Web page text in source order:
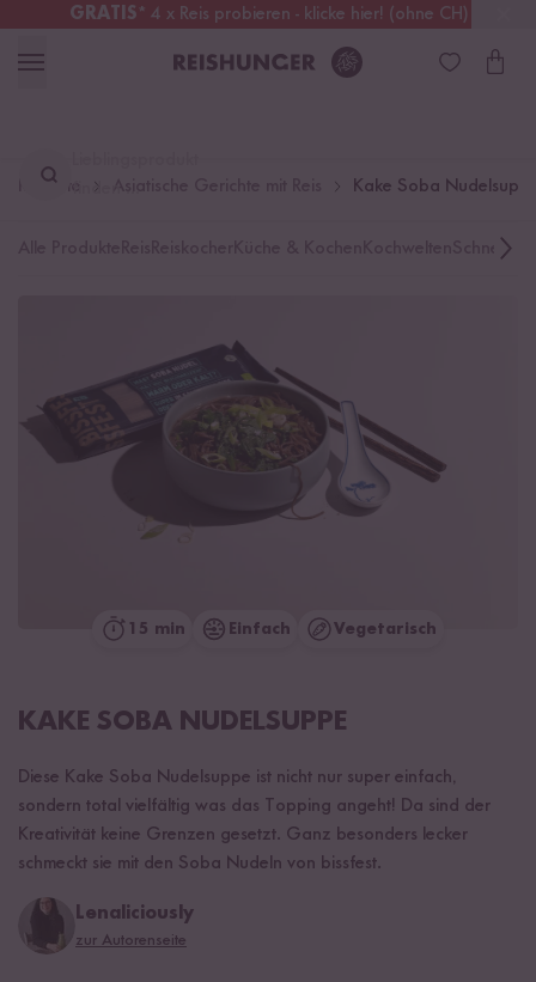
GRATIS* 4 x Reis probieren - klicke hier! (ohne CH)
Deutschland Kostenloser Versand
finden ...
Rezepte Kake Soba
Schnelle
15 min Einfach Vegetarisch
KAKE SOBA NUDELSUPPE
Diese Kake Soba Nudelsuppe ist nicht nur super einfach,
sondern total vielfältig was das Topping angeht! Da sind der
Kreativität keine Grenzen gesetzt. Ganz besonders lecker
schmeckt sie mit den Soba Nudeln von bissfest.
Lenaliciously
zur Autorenseite